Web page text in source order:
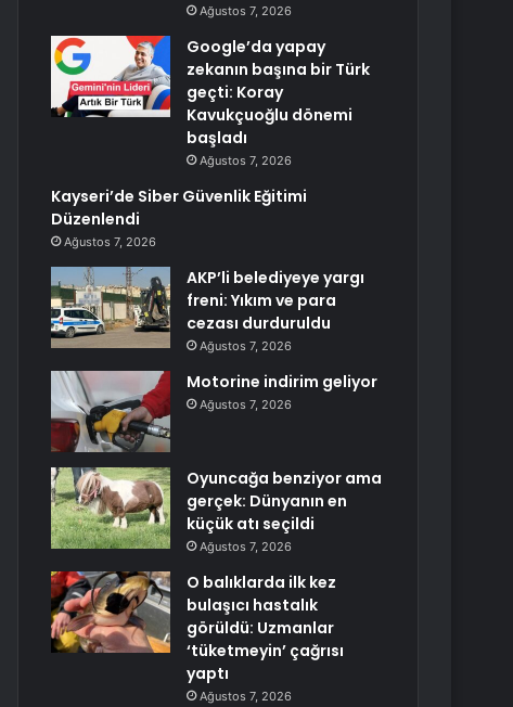
Ağustos 7, 2026
Google’da yapay
zekanın başına bir Türk
geçti: Koray
Kavukçuoğlu dönemi
başladı
Ağustos 7, 2026
Kayseri’de Siber Güvenlik Eğitimi
Düzenlendi
Ağustos 7, 2026
AKP’li belediyeye yargı
freni: Yıkım ve para
cezası durduruldu
Ağustos 7, 2026
Motorine indirim geliyor
Ağustos 7, 2026
Oyuncağa benziyor ama
gerçek: Dünyanın en
küçük atı seçildi
Ağustos 7, 2026
O balıklarda ilk kez
bulaşıcı hastalık
görüldü: Uzmanlar
‘tüketmeyin’ çağrısı
yaptı
Ağustos 7, 2026